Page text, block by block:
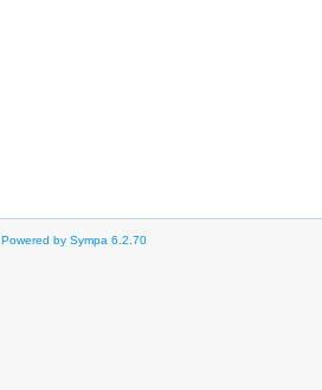
Powered by Sympa 6.2.70